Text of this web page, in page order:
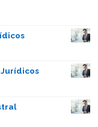
Jurídicos